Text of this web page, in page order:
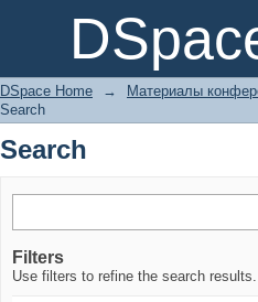
Search
DSpace Home →
Материалы
Search
Search
Filters
Use filters to refine the search results.